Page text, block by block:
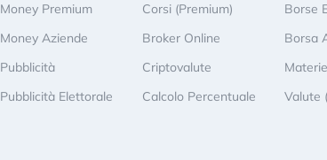
Money Premium
Money Aziende
Pubblicità
Pubblicità Elettorale
Corsi (Premium)
Broker Online
Criptovalute
Calcolo Percentuale
Borse
Borsa
Valute